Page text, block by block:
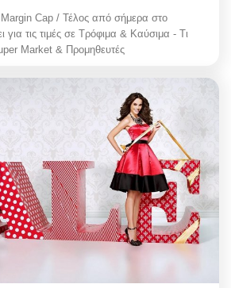
Cap / Τέλος από σήμερα στο
τις τιμές σε Τρόφιμα & Καύσιμα - Τι
Market & Προμηθευτές